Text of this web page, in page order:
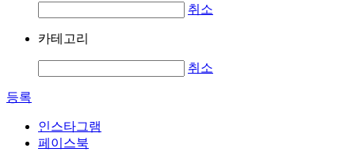
취소
카테고리
취소
등록
인스타그램
페이스북